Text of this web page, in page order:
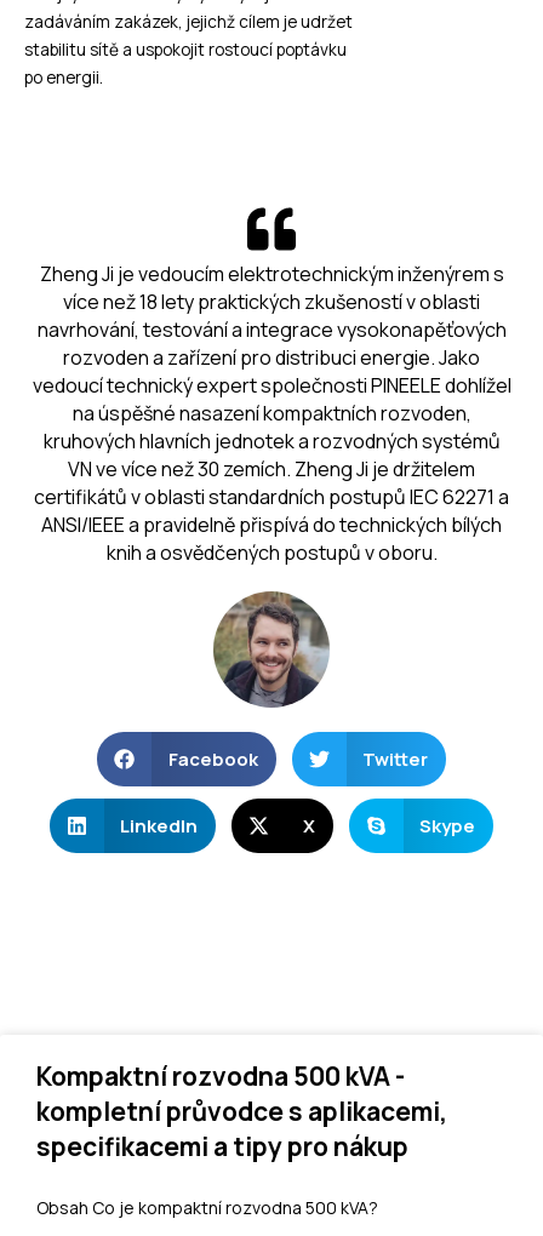
zadáváním zakázek, jejichž cílem je udržet
stabilitu sítě a uspokojit rostoucí poptávku
po energii.
Zheng Ji je vedoucím elektrotechnickým inženýrem s
více než 18 lety praktických zkušeností v oblasti
navrhování, testování a integrace vysokonapěťových
rozvoden a zařízení pro distribuci energie. Jako
vedoucí technický expert společnosti PINEELE dohlížel
na úspěšné nasazení kompaktních rozvoden,
kruhových hlavních jednotek a rozvodných systémů
VN ve více než 30 zemích. Zheng Ji je držitelem
certifikátů v oblasti standardních postupů IEC 62271 a
ANSI/IEEE a pravidelně přispívá do technických bílých
knih a osvědčených postupů v oboru.
Facebook Twitter
LinkedIn X Skype
Kompaktní rozvodna 500 kVA -
kompletní průvodce s aplikacemi,
specifikacemi a tipy pro nákup
Obsah Co je kompaktní rozvodna 500 kVA?